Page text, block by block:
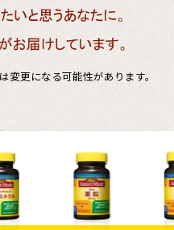
更になる可能性があります。